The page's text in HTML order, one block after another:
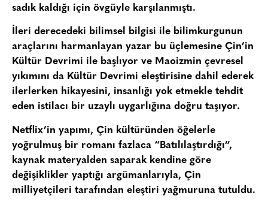
sadık kaldığı için övgüyle karşılanmıştı.
İleri derecedeki bilimsel bilgisi ile bilimkurgunun
araçlarını harmanlayan yazar bu üçlemesine Çin’in
Kültür Devrimi ile başlıyor ve Maoizmin çevresel
yıkımını da Kültür Devrimi eleştirisine dahil ederek
ilerlerken hikayesini, insanlığı yok etmekle tehdit
eden istilacı bir uzaylı uygarlığına doğru taşıyor.
Netflix’in yapımı, Çin kültüründen öğelerle
yoğrulmuş bir romanı fazlaca “Batılılaştırdığı”,
kaynak materyalden saparak kendine göre
değişiklikler yaptığı argümanlarıyla, Çin
milliyetçileri tarafından eleştiri yağmuruna tutuldu.